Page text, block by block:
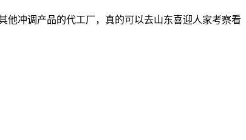
他冲调产品的代工厂，真的可以去山东喜迎人家考察看